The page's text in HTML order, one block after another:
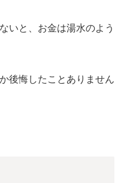
いと、お金は湯水のよう
後悔したことありません